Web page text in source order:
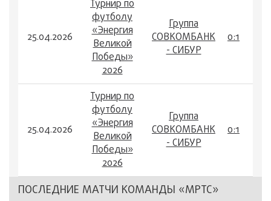
25.04.2026
Турнир по
футболу
«Энергия
Великой
Победы»
2026
Группа
СОВКОМБАНК
- СИБУР
0:1
25.04.2026
Турнир по
футболу
«Энергия
Великой
Победы»
2026
Группа
СОВКОМБАНК
- СИБУР
0:1
ПОСЛЕДНИЕ МАТЧИ КОМАНДЫ «МРТС»